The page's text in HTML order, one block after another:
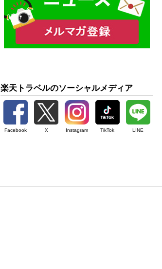
楽天トラベルのソーシャルメディア
Facebook X Instagram TikTok LINE